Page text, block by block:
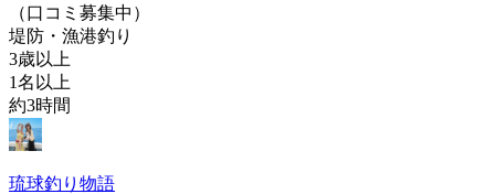
（口コミ募集中）
堤防・漁港釣り
3歳以上
1名以上
約3時間
琉球釣り物語